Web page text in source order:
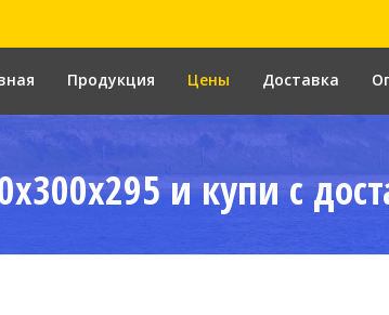
Продукция Цены Доставка
и купи с